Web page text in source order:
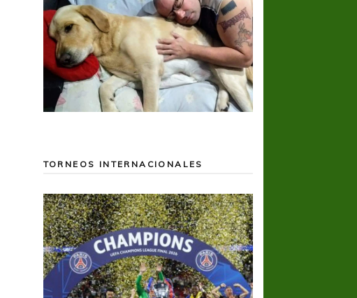
TORNEOS INTERNACIONALES